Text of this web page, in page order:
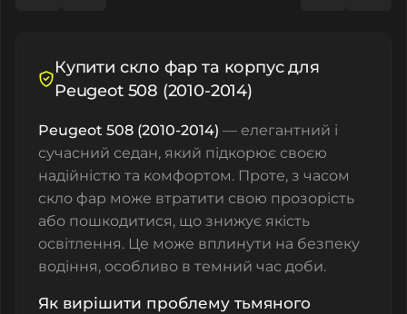
Купити скло фар та корпус для
Peugeot 508 (2010-2014)
Peugeot 508 (2010-2014) — елегантний і
сучасний седан, який підкорює своєю
надійністю та комфортом. Проте, з часом
скло фар може втратити свою прозорість
або пошкодитися, що знижує якість
освітлення. Це може вплинути на безпеку
водіння, особливо в темний час доби.
Як вирішити проблему тьмяного